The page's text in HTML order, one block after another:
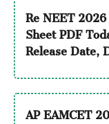
Re NEET
Sheet PDF
Release Date,
AP EAMCET